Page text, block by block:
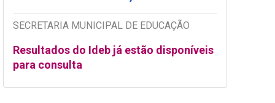
SECRETARIA MUNICIPAL DE EDUCAÇÃO
Resultados do Ideb já estão disponíveis
para consulta